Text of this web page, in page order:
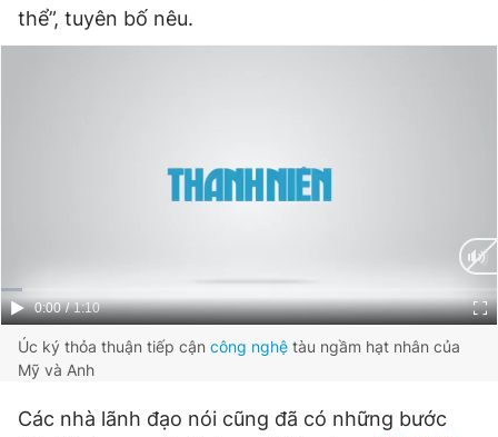
thể”, tuyên bố nêu.
Current
Time
0:00 / Duration
1:10
Úc ký thỏa thuận tiếp cận công nghệ tàu ngầm hạt nhân của
Mỹ và Anh
Các nhà lãnh đạo nói cũng đã có những bước